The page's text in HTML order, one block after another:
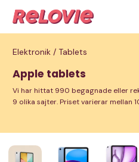
Elektronik / Tablets
Apple tablets
Vi har hittat 990 begagnade eller
9 olika sajter. Priset varierar mellan